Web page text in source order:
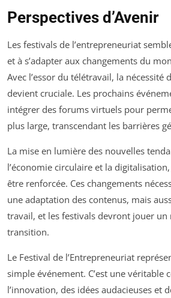
Perspectives d’Avenir
Les festivals de l’entrepreneuriat
et à s’adapter aux changements du
Avec l’essor du télétravail, la
devient cruciale. Les prochains
intégrer des forums virtuels pour
plus large, transcendant les barrières
La mise en lumière des nouvelles
l’économie circulaire et la
être renforcée. Ces changements
une adaptation des contenus, mais
travail, et les festivals devront jouer un
transition.
Le Festival de l’Entrepreneuriat
simple événement. C’est une véritable
l’innovation, des idées audacieuses et